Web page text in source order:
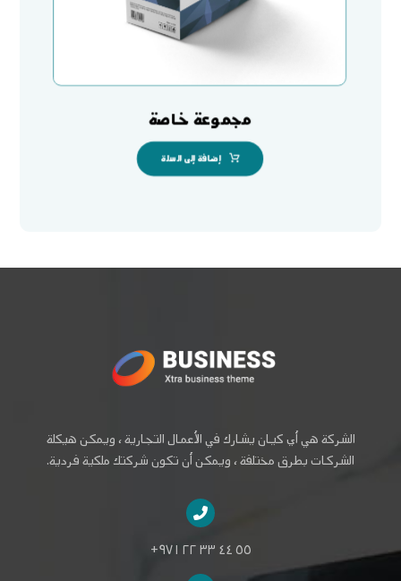
مجموعة خاصة
إضافة إلى السلة
الشركة هي أي كيان يشارك في الأعمال التجارية ، ويمكن هيكلة
الشركات بطرق مختلفة ، ويمكن أن تكون شركتك ملكية فردية.
٥٥ ٤٤ ٣٣ ٢٢ ٩٧١+